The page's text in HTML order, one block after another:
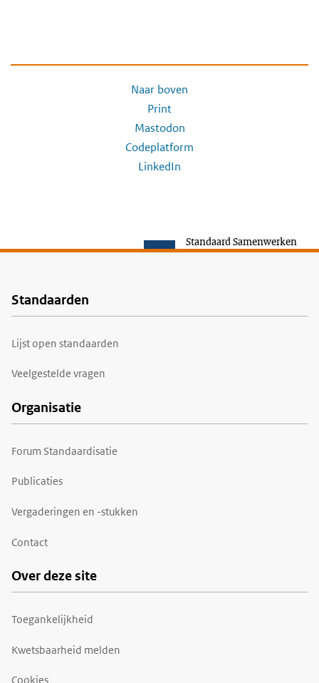
Naar boven
Print
Mastodon
Codeplatform
LinkedIn
Standaard Samenwerken
Voet
Standaarden
Lijst open standaarden
Veelgestelde vragen
Organisatie
Forum Standaardisatie
Publicaties
Vergaderingen en -stukken
Contact
Over deze site
Toegankelijkheid
Kwetsbaarheid melden
Cookies